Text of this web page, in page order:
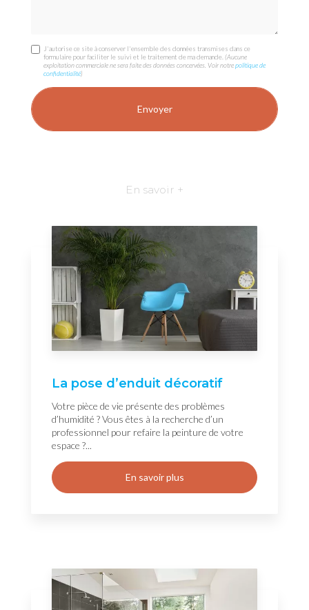
J'autorise ce site à conserver l'ensemble des données transmises dans ce
formulaire pour faciliter le suivi et le traitement de ma demande.(Aucune
exploitation commerciale ne sera faite des données concervées. Voir notrepolitique de
confidentialité)
En savoir +
La pose d’enduit décoratif
Votre pièce de vie présente des problèmes
d’humidité ? Vous êtes à la recherche d’un
professionnel pour refaire la peinture de votre
espace ?...
En savoir plus